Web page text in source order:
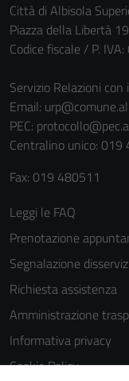
Città di Albisola
Piazza della Libertà
Codice fiscale / P.
Servizio Relazioni con
Email:
PEC:
Centralino unico: 019
Fax: 019 480511
Leggi le FAQ
Prenotazione
Segnalazione
Richiesta assistenza
Amministrazione
Informativa privacy
Cookie Policy